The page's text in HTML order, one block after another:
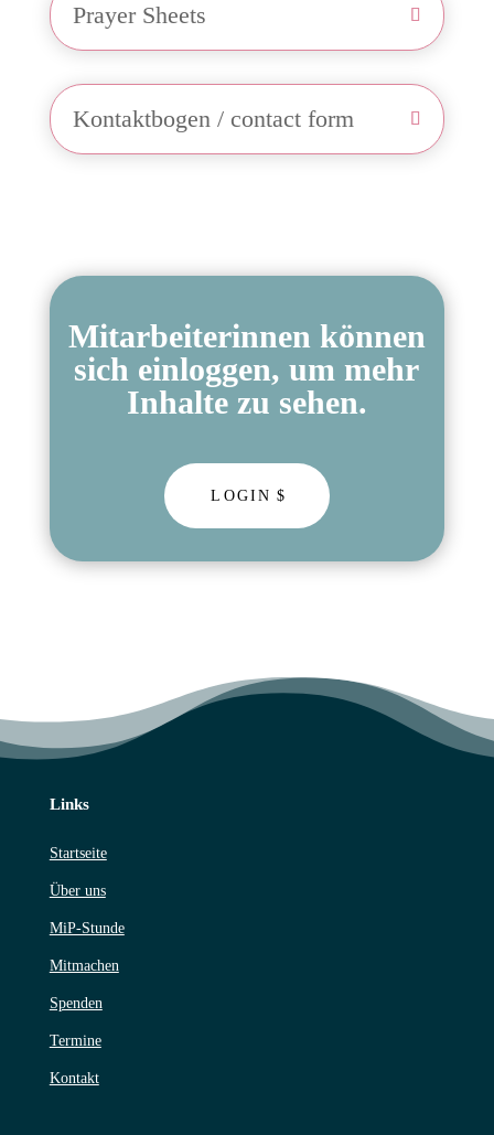
Prayer Sheets
Kontaktbogen / contact form
Mitarbeiterinnen können
sich einloggen, um mehr
Inhalte zu sehen.
LOGIN
Links
Startseite
Über uns
MiP-Stunde
Mitmachen
Spenden
Termine
Kontakt